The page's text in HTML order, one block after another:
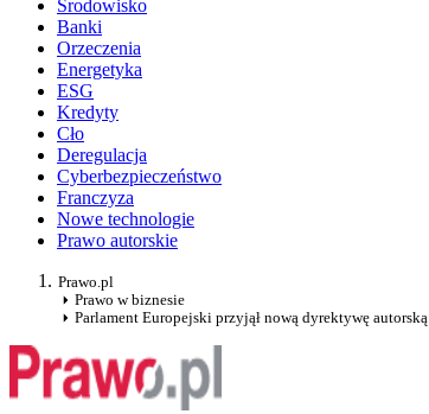
Środowisko
Banki
Orzeczenia
Energetyka
ESG
Kredyty
Cło
Deregulacja
Cyberbezpieczeństwo
Franczyza
Nowe technologie
Prawo autorskie
Prawo.pl
Prawo w biznesie
Parlament Europejski przyjął nową dyrektywę autorską